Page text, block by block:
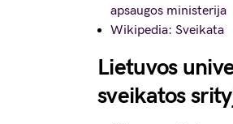
apsaugos ministerija
Wikipedia: Sveikata
Lietuvos
sveikatos